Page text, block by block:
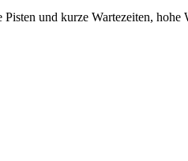
und kurze Wartezeiten,